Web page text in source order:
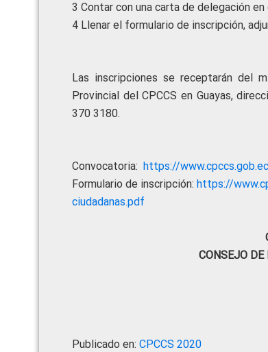
3 Contar con una carta de delegación
4 Llenar el formulario de inscripción,
Las inscripciones se receptarán del
Provincial del CPCCS en Guayas,
370 3180.
Convocatoria: https://
Formulario de inscripción: https://
ciudadanas.pdf
CONSEJO
Publicado en: CPCCS 2020